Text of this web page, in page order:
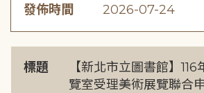
發佈時間 2026-07-24
標題
【新北市立圖書館】
覽室受理美術展覽聯合